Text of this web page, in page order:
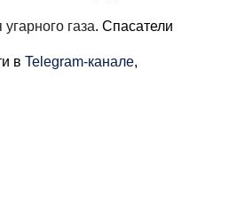
газа. Спасатели
в Telegram-канале,